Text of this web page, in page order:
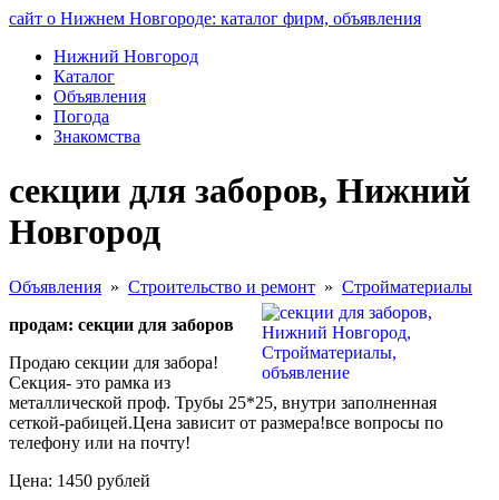
сайт о Нижнем Новгороде: каталог фирм, объявления
Нижний Новгород
Каталог
Объявления
Погода
Знакомства
секции для заборов, Нижний
Новгород
Объявления » Строительство и ремонт » Стройматериалы
продам: секции для заборов
Продаю секции для забора!
Секция- это рамка из
металлической проф. Трубы 25*25, внутри заполненная
сеткой-рабицей.Цена зависит от размера!все вопросы по
телефону или на почту!
Цена: 1450 рублей